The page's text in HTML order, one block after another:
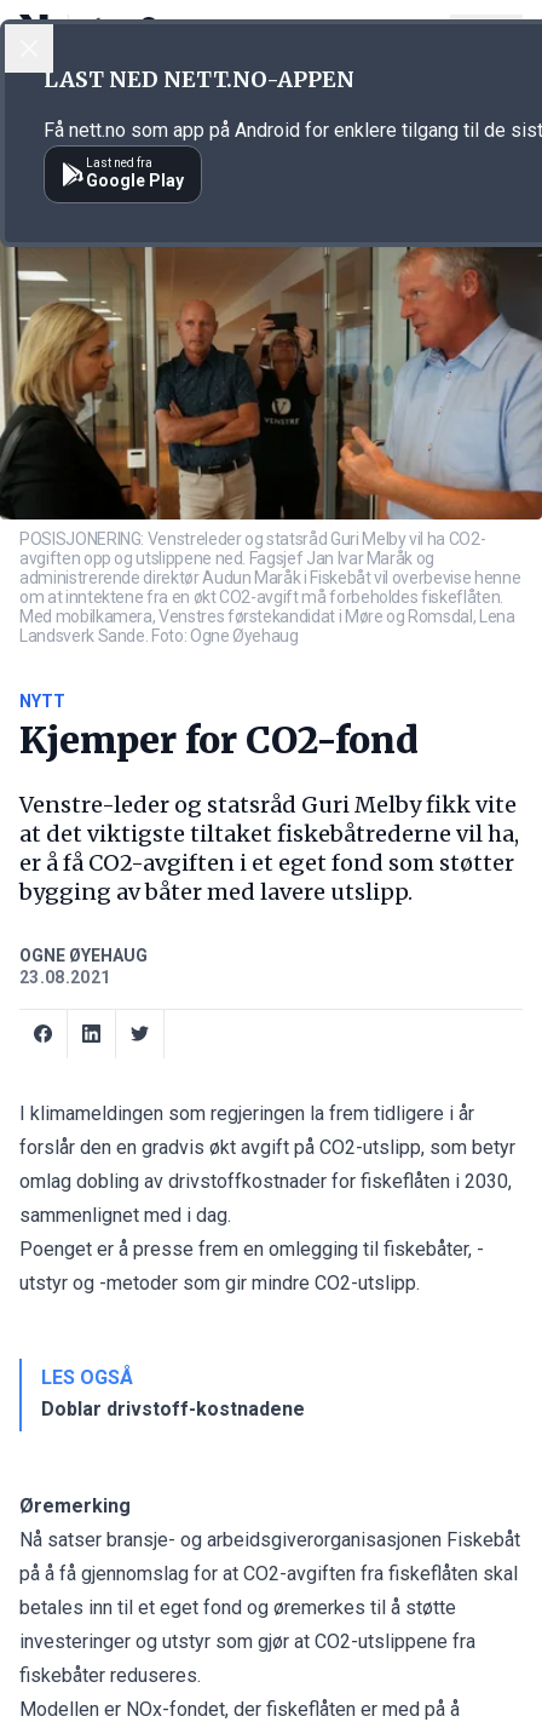
Annonsørinnhold
POSISJONERING: Venstreleder og statsråd Guri Melby vil ha CO2-
avgiften opp og utslippene ned. Fagsjef Jan Ivar Maråk og
administrerende direktør Audun Maråk i Fiskebåt vil overbevise henne
om at inntektene fra en økt CO2-avgift må forbeholdes fiskeflåten.
Med mobilkamera, Venstres førstekandidat i Møre og Romsdal, Lena
Landsverk Sande. Foto: Ogne Øyehaug
NYTT
Kjemper for CO2-fond
Venstre-leder og statsråd Guri Melby fikk vite
at det viktigste tiltaket fiskebåtrederne vil ha,
er å få CO2-avgiften i et eget fond som støtter
bygging av båter med lavere utslipp.
OGNE ØYEHAUG
23.08.2021
I klimameldingen som regjeringen la frem tidligere i år
forslår den en gradvis økt avgift på CO2-utslipp, som betyr
omlag dobling av drivstoffkostnader for fiskeflåten i 2030,
sammenlignet med i dag.
Poenget er å presse frem en omlegging til fiskebåter, -
utstyr og -metoder som gir mindre CO2-utslipp.
LES OGSÅ
Doblar drivstoff-kostnadene
Øremerking
Nå satser bransje- og arbeidsgiverorganisasjonen Fiskebåt
på å få gjennomslag for at CO2-avgiften fra fiskeflåten skal
betales inn til et eget fond og øremerkes til å støtte
investeringer og utstyr som gjør at CO2-utslippene fra
fiskebåter reduseres.
Modellen er NOx-fondet, der fiskeflåten er med på å
LAST NED NETT.NO-APPEN
Få nett.no som app på Android for enklere tilgang til de
Last ned fra
Google Play